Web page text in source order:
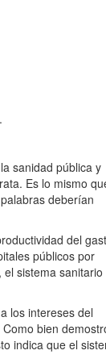
sanidad pública y
Es lo mismo
deberían
del
públicos por
sistema sanitario
los intereses del
bien
indica que el